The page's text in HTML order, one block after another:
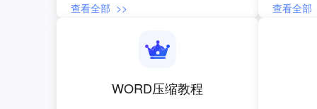
查看全部 >> 查看全部
WORD压缩教程